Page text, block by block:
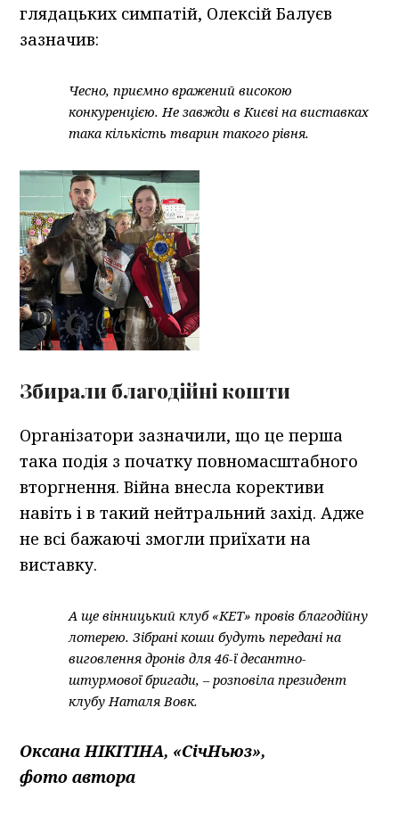
глядацьких симпатій, Олексій Балуєв
зазначив:
Чесно, приємно вражений високою
конкуренцією. Не завжди в Києві на виставках
така кількість тварин такого рівня.
Збирали благодійні кошти
Організатори зазначили, що це перша
така подія з початку повномасштабного
вторгнення. Війна внесла корективи
навіть і в такий нейтральний захід. Адже
не всі бажаючі змогли приїхати на
виставку.
А ще вінницький клуб «КЕТ» провів благодійну
лотерею. Зібрані коши будуть передані на
виговлення дронів для 46-ї десантно-
штурмової бригади, – розповіла президент
клубу Наталя Вовк.
Оксана НІКІТІНА, «СічНьюз»,
фото автора